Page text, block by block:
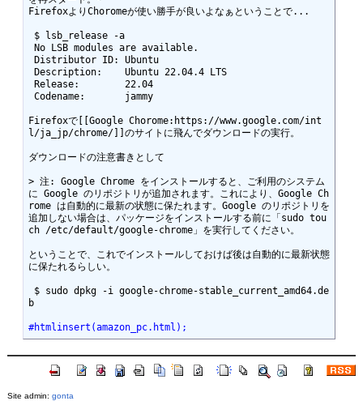
FirefoxよりChoromeが使い勝手が良いよなぁということで...
Firefoxで[[Google Chorome:https://www.google.com/int
l/ja_jp/chrome/]]のサイトに飛んでダウンロードの実行。
ダウンロードの注意書きとして
> 注: Google Chrome をインストールすると、ご利用のシステム
に Google のリポジトリが追加されます。これにより、Google Ch
rome は自動的に最新の状態に保たれます。Google のリポジトリを
追加しない場合は、パッケージをインストールする前に「sudo tou
ch /etc/default/google-chrome」を実行してください。
ということで、これでインストールしておけば後は自動的に最新状態
に保たれるらしい。
b
#htmlinsert(amazon_pc.html);
Site admin: gonta